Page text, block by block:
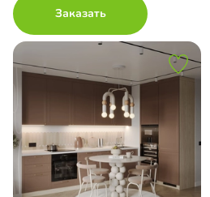
Заказать